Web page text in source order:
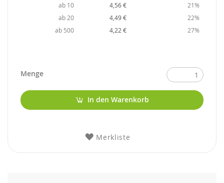
ab 10
4,56 €
21%
ab 20
4,49 €
22%
ab 500
4,22 € 27%
Menge
In den Warenkorb
Merkliste